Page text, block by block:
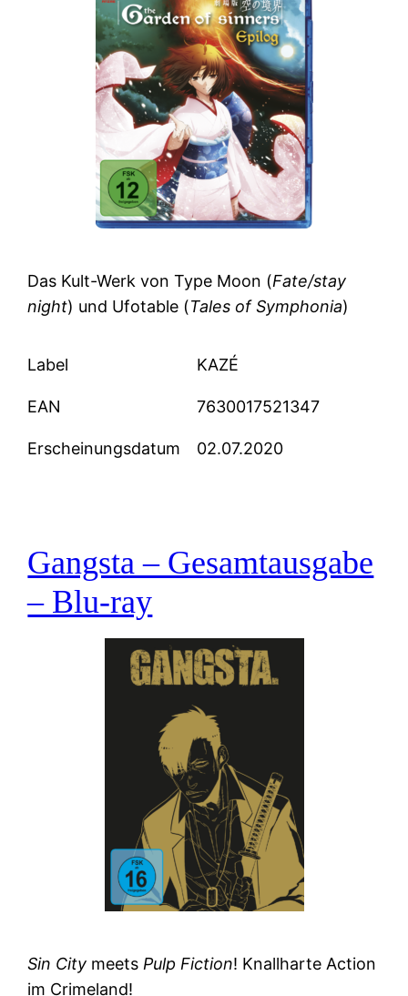
Das Kult-Werk von Type Moon (Fate/stay
night) und Ufotable (Tales of Symphonia)
Label KAZÉ
EAN 7630017521347
Erscheinungsdatum 02.07.2020
Gangsta – Gesamtausgabe
– Blu-ray
Sin City meets Pulp Fiction! Knallharte Action
im Crimeland!